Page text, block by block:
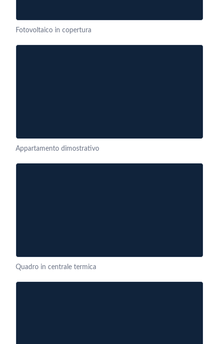
Fotovoltaico in copertura
Appartamento dimostrativo
Quadro in centrale termica